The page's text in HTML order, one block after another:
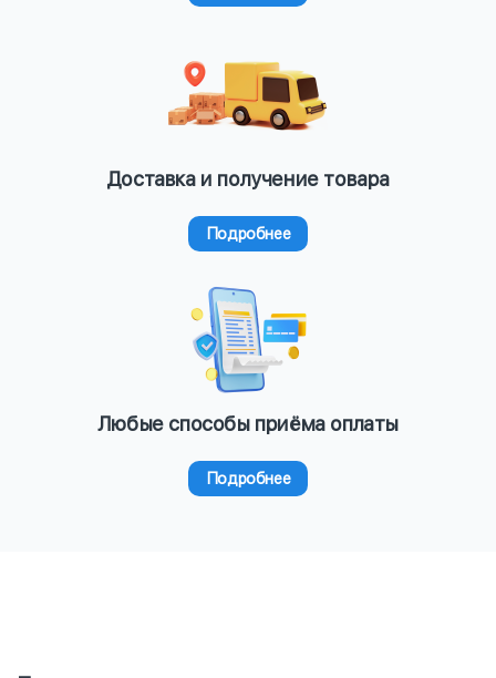
Доставка и получение товара
Подробнее
Любые способы приёма оплаты
Подробнее